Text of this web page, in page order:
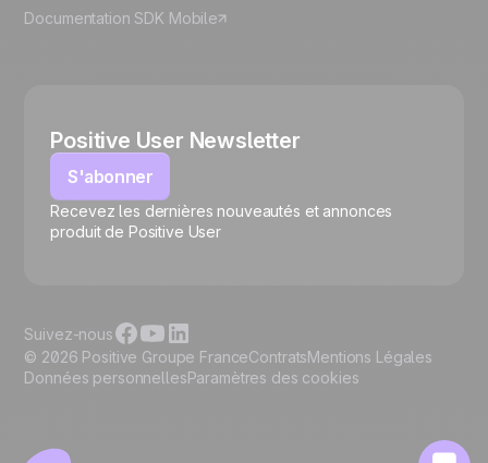
🍪
Gérer les cookies
Documentation SDK Mobile
Positive User Newsletter
S'abonner
Recevez les dernières nouveautés et annonces
produit de Positive User
© 2026 Positive Groupe FranceContratsMentions Légales
Données personnellesParamètres des cookies
Suivez-nous